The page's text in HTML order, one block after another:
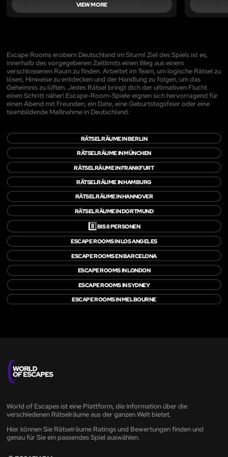
VIEW MORE
Escape Rooms erobern Deutschland im Sturm! Ziel des Spiels ist es,
innerhalb des vorgegebenen Zeitlimits einen Weg aus einem
verschlossenen Raum zu finden. Arbeitet im Team, um logische Rätsel zu
lösen, Hinweise zu entdecken und der Handlung zu folgen, um das
Geheimnis zu lüften. Jedes Rätsel bringt dich der ultimativen Flucht
einen Schritt näher! Escape-Room-Spiele eignen sich hervorragend für
einen Abend mit Freunden, ein Date, eine Geburtstagsfeier oder eine
teambildende Maßnahme in Deutschland.
RÄTSELRÄUME IN BERLIN
RÄTSELRÄUME IN MÜNCHEN
RÄTSELRÄUME IN FRANKFURT
RÄTSELRÄUME IN HAMBURG
RÄTSELRÄUME IN HANNOVER
RÄTSELRÄUME IN DORTMUND
8️⃣BIS 8 PERSONEN
ESCAPE ROOMS IN LOS ANGELES
ESCAPE ROOMS EN BARCELONA
ESCAPE ROOMS IN LONDON
ESCAPE ROOMS IN SYDNEY
ESCAPE ROOMS IN MELBOURNE
World of Escapes ist eine Plattform, die Information über die
verschiedenen Rätselräume aus der ganzen Welt bietet.
Hier können Sie Rätselräume Ratings und Bewertungen finden und
genau für Sie ein passendes Spiel auswählen.